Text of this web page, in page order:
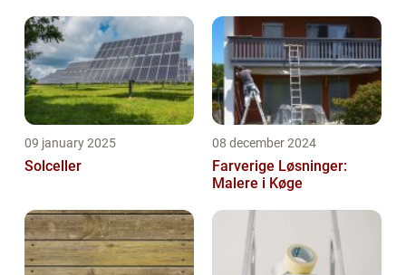
09 january 2025
Solceller
08 december 2024
Farverige Løsninger:
Malere i Køge